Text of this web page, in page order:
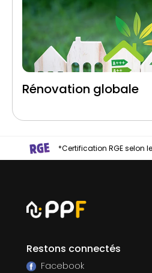
Rénovation globale
*Certification RGE selon
Restons connectés
Facebook